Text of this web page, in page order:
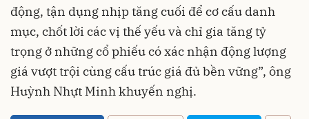
động, tận dụng nhịp tăng cuối để cơ cấu danh
mục, chốt lời các vị thế yếu và chỉ gia tăng tỷ
trọng ở những cổ phiếu có xác nhận động lượng
giá vượt trội cùng cấu trúc giá đủ bền vững”, ông
Huỳnh Nhựt Minh khuyến nghị.